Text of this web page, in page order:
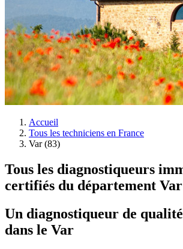
Accueil
Tous les techniciens en France
Var (83)
Tous les diagnostiqueurs
certifiés du département
Un diagnostiqueur de
dans le Var